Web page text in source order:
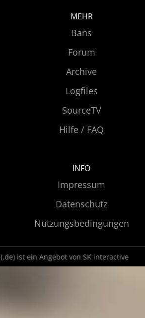
MEHR
Bans
Forum
Archive
Logfiles
SourceTV
Hilfe / FAQ
INFO
Impressum
Datenschutz
Nutzungsbedingungen
(.de) ist ein Angebot von SK interactive